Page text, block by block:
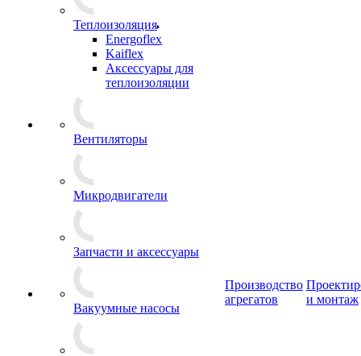
Теплоизоляция
Energoflex
Kaiflex
Аксессуары для
теплоизоляции
Вентиляторы
Микродвигатели
Запчасти и аксессуары
Вакуумные насосы
Производство
агрегатов
и монтаж